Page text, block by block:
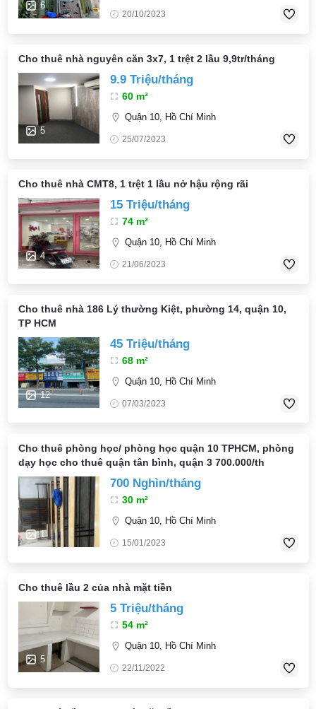
6
20/10/2023
Cho thuê nhà nguyên căn 3x7, 1 trệt 2 lầu 9,9tr/tháng
5
9.9 Triệu/tháng
60 m²
Quận 10, Hồ Chí Minh
25/07/2023
Cho thuê nhà CMT8, 1 trệt 1 lầu nở hậu rộng rãi
4
15 Triệu/tháng
74 m²
Quận 10, Hồ Chí Minh
21/06/2023
Cho thuê nhà 186 Lý thường Kiệt, phường 14, quận 10,
TP HCM
12
45 Triệu/tháng
68 m²
Quận 10, Hồ Chí Minh
07/03/2023
Cho thuê phòng học/ phòng học quận 10 TPHCM, phòng
dạy học cho thuê quận tân bình, quận 3 700.000/th
1
700 Nghìn/tháng
30 m²
Quận 10, Hồ Chí Minh
15/01/2023
Cho thuê lầu 2 của nhà mặt tiền
5
5 Triệu/tháng
54 m²
Quận 10, Hồ Chí Minh
22/11/2022